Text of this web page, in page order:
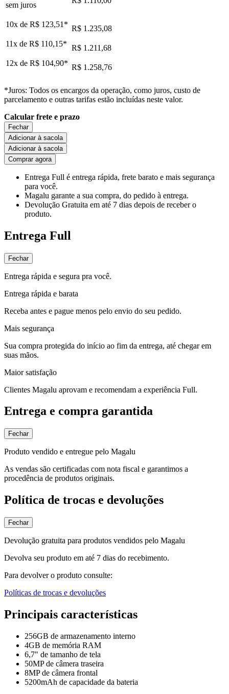
sem juros
10x de R$ 123,51 * R$ 1.235,08
11x de R$ 110,15* R$ 1.211,68
12x de R$ 104,90* R$ 1.258,76
*Juros: Todos os encargos da operação, como juros, custo de
parcelamento e outras tarifas estão incluídas neste valor.
Calcular frete e prazo
Fechar
Adicionar à sacola
Adicionar à sacola
Comprar agora
Entrega Full é entrega rápida, frete barato e mais segurança
para você.
Magalu garante a sua compra, do pedido à entrega.
Devolução Gratuita em até 7 dias depois de receber o
produto.
Entrega Full
Fechar
Entrega rápida e segura pra você.
Entrega rápida e barata
Receba antes e pague menos pelo envio do seu pedido.
Mais segurança
Sua compra protegida do início ao fim da entrega, até chegar em
suas mãos.
Maior satisfação
Clientes Magalu aprovam e recomendam a experiência Full.
Entrega e compra garantida
Fechar
Produto vendido e entregue pelo Magalu
As vendas são certificadas com nota fiscal e garantimos a
procedência de produtos originais.
Política de trocas e devoluções
Fechar
Devolução gratuita para produtos vendidos pelo Magalu
Devolva seu produto em até 7 dias do recebimento.
Para devolver o produto consulte:
Políticas de trocas e devoluções
Principais características
256GB de armazenamento interno
4GB de memória RAM
6,7" de tamanho de tela
50MP de câmera traseira
8MP de câmera frontal
5200mAh de capacidade da bateria